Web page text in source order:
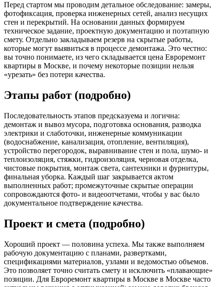
Перед стартом мы проводим детальное обследование: замеры,
фотофиксация, проверка инженерных сетей, анализ несущих
стен и перекрытий. На основании данных формируем
техническое задание, проектную документацию и поэтапную
смету. Отдельно закладываем резерв на скрытые работы,
которые могут выявиться в процессе демонтажа. Это честно:
вы точно понимаете, из чего складывается цена Евроремонт
квартиры в Москве, и почему некоторые позиции нельзя
«урезать» без потери качества.
Этапы работ (подробно)
Последовательность этапов предсказуема и логична:
демонтаж и вывоз мусора, подготовка основания, разводка
электрики и слаботочки, инженерные коммуникации
(водоснабжение, канализация, отопление, вентиляция),
устройство перегородок, выравнивание стен и пола, шумо‑ и
теплоизоляция, стяжки, гидроизоляция, черновая отделка,
чистовые покрытия, монтаж света, сантехники и фурнитуры,
финальная уборка. Каждый шаг закрывается актом
выполненных работ; промежуточные скрытые операции
сопровождаются фото‑ и видеоотчетами, чтобы у вас было
документальное подтверждение качества.
Проект и смета (подробно)
Хороший проект — половина успеха. Мы также выполняем
рабочую документацию с планами, развертками,
спецификациями материалов, узлами и ведомостью объемов.
Это позволяет точно считать смету и исключить «плавающие»
позиции. Для Евроремонт квартиры в Москве в Москве часто